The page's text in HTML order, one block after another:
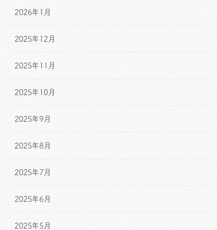
2026年1月
2025年12月
2025年11月
2025年10月
2025年9月
2025年8月
2025年7月
2025年6月
2025年5月